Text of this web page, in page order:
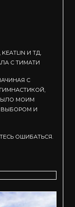
И ТД.
С ТИМАТИ
С
МОИМ
ВЫБОРОМ И
ОШИБАТЬСЯ.